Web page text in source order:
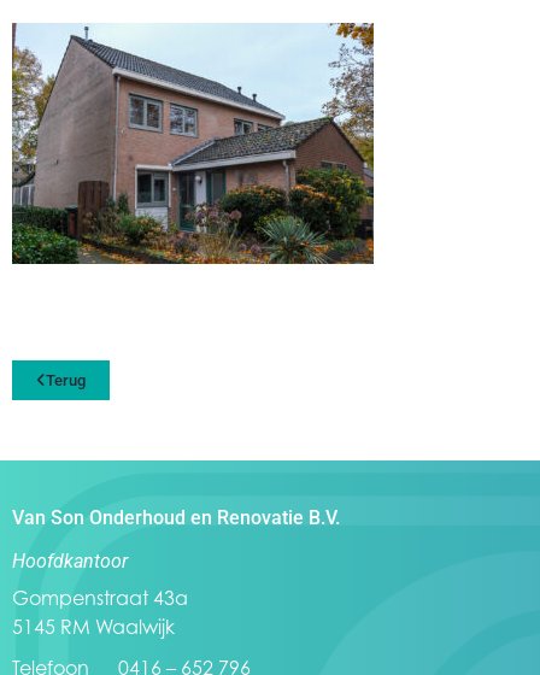
Terug
Van Son Onderhoud en Renovatie B.V.
Hoofdkantoor
Gompenstraat 43a
5145 RM Waalwijk
Telefoon 0416 – 652 796